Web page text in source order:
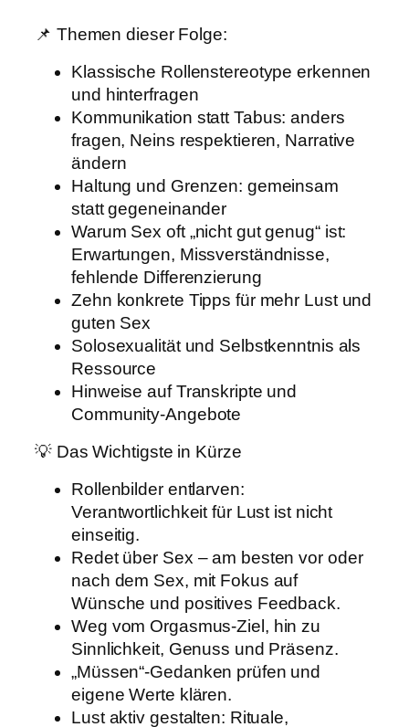
📌 Themen dieser Folge:
Klassische Rollenstereotype erkennen
und hinterfragen
Kommunikation statt Tabus: anders
fragen, Neins respektieren, Narrative
ändern
Haltung und Grenzen: gemeinsam
statt gegeneinander
Warum Sex oft „nicht gut genug“ ist:
Erwartungen, Missverständnisse,
fehlende Differenzierung
Zehn konkrete Tipps für mehr Lust und
guten Sex
Solosexualität und Selbstkenntnis als
Ressource
Hinweise auf Transkripte und
Community-Angebote
💡 Das Wichtigste in Kürze
Rollenbilder entlarven:
Verantwortlichkeit für Lust ist nicht
einseitig.
Redet über Sex – am besten vor oder
nach dem Sex, mit Fokus auf
Wünsche und positives Feedback.
Weg vom Orgasmus-Ziel, hin zu
Sinnlichkeit, Genuss und Präsenz.
„Müssen“-Gedanken prüfen und
eigene Werte klären.
Lust aktiv gestalten: Rituale,